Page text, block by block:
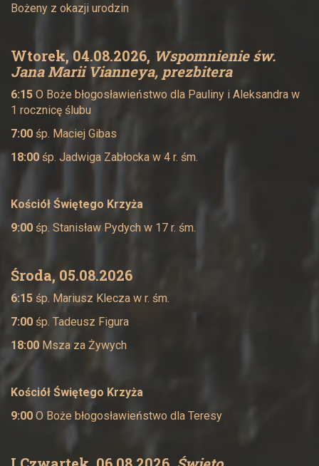
Bożeny z okazji urodzin
Wtorek, 04.08.2026, Wspomnienie św.
Jana Marii Vianneya, prezbitera
6:15 O Boże błogosławieństwo dla Pauliny i Aleksandra w
1 rocznicę ślubu
7:00 śp. Maciej Gibas
18:00 śp. Jadwiga Zabłocka w 4 r. śm.
Kościół Świętego Krzyża
9:00 śp. Stanisław Pydych w 17 r. śm.
Środa, 05.08.2026
6:15 śp. Mariusz Klecza w r. śm.
7:00 śp. Tadeusz Figura
18:00 Msza za Żywych
Kościół Świętego Krzyża
9:00 O Boże błogosławieństwo dla Teresy